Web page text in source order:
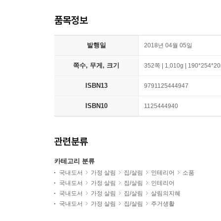
품목정보
발행일 2018년 04월 05일
쪽수, 무게, 크기 352쪽 | 1,010g |
ISBN13 9791125444947
ISBN10 1125444940
관련분류
카테고리 분류
국내도서 가정 살림 집/살림 인테리어
소품
국내도서
가정 살림 집/살림
인테리어
국내도서
가정 살림 집/살림
살림의지혜
국내도서
가정 살림 집/살림 주거생활